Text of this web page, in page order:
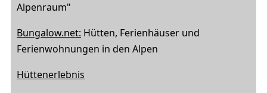
Alpenraum"
Bungalow.net: Hütten, Ferienhäuser und
Ferienwohnungen in den Alpen
Hüttenerlebnis